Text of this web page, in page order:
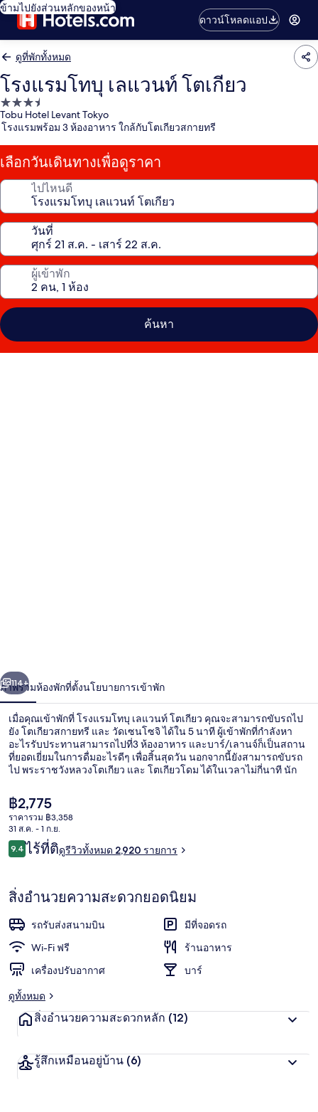
ข้ามไปยังส่วนหลักของหน้า
ดาวน์โหลดแอป
ดูที่พักทั้งหมด
โรงแรมโทบุ เลแวนท์ โตเกียว
ที่พัก
3.5
Tobu Hotel Levant Tokyo
โรงแรมพร้อม 3 ห้องอาหาร ใกล้กับโตเกียวสกายทรี
เลือกวันเดินทางเพื่อดูราคา
ไปไหนดี
วันที่
ผู้เข้าพัก
ค้นหา
ท์
โตเกียว
า
ถัดไป
114+
ภาพรวมห้องพักที่ตั้งนโยบายการเข้าพัก
เมื่อคุณเข้าพักที่ โรงแรมโทบุ เลแวนท์ โตเกียว คุณจะสามารถขับรถไป
ยัง โตเกียวสกายทรี และ วัดเซนโซจิ ได้ใน 5 นาที ผู้เข้าพักที่กำลังหา
อะไรรับประทานสามารถไปที่3 ห้องอาหาร และบาร์/เลานจ์ก็เป็นสถาน
ที่ยอดเยี่ยมในการดื่มอะไรดีๆ เพื่อสิ้นสุดวัน นอกจากนี้ยังสามารถขับรถ
ไป พระราชวังหลวงโตเกียว และ โตเกียวโดม ได้ในเวลาไม่กี่นาที นัก
ราคา
ปัจจุบัน
฿2,775
฿2,775
ราคารวม ฿3,358
31 ส.ค. - 1 ก.ย.
รีวิว
9.49.4 จาก 10
ไร้ที่ติดูรีวิวทั้งหมด 2,920 รายการ
สิ่งอำนวยความสะดวกยอดนิยม
รถรับส่งสนามบิน
มีที่จอดรถ
Wi-Fi ฟรี
ร้านอาหาร
เครื่องปรับอากาศ
บาร์
ดูทั้งหมด
สิ่งอำนวยความสะดวกหลัก (12)
รู้สึกเหมือนอยู่บ้าน (6)